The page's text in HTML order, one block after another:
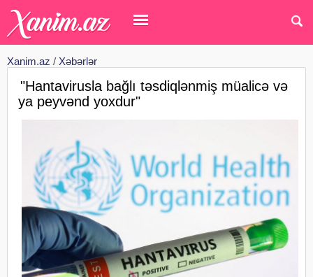
Xanim.az / Xəbərlər
"Hantavirusla bağlı təsdiqlənmiş müalicə və
ya peyvənd yoxdur"